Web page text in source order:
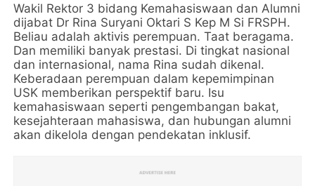
Wakil Rektor 3 bidang Kemahasiswaan dan Alumni
dijabat Dr Rina Suryani Oktari S Kep M Si FRSPH.
Beliau adalah aktivis perempuan. Taat beragama.
Dan memiliki banyak prestasi. Di tingkat nasional
dan internasional, nama Rina sudah dikenal.
Keberadaan perempuan dalam kepemimpinan
USK memberikan perspektif baru. Isu
kemahasiswaan seperti pengembangan bakat,
kesejahteraan mahasiswa, dan hubungan alumni
akan dikelola dengan pendekatan inklusif.